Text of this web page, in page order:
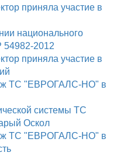
приняла участие в
национального
54982-2012
приняла участие в
ТС "ЕВРОГАЛС-НО" в
системы ТС
Оскол
ТС "ЕВРОГАЛС-НО" в